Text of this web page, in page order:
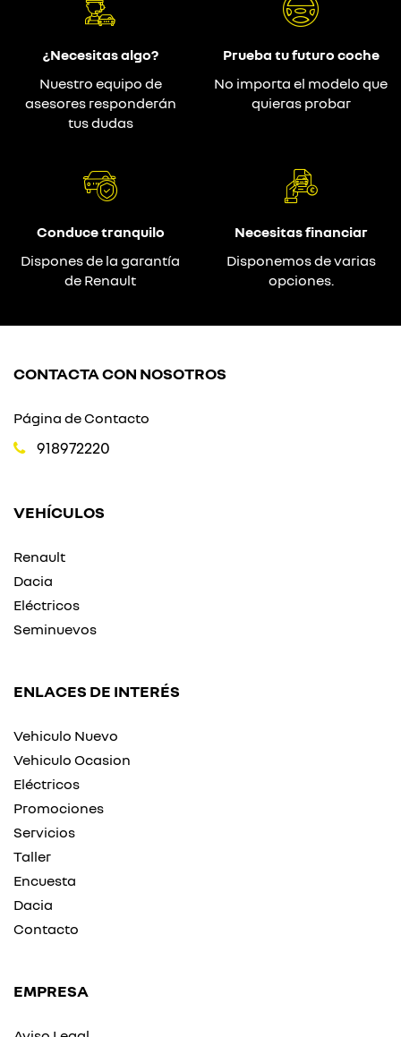
¿Necesitas algo?
Nuestro equipo de
asesores responderán
tus dudas
Prueba tu futuro coche
No importa el modelo que
quieras probar
Conduce tranquilo
Dispones de la garantía
de Renault
Necesitas financiar
Disponemos de varias
opciones.
CONTACTA CON NOSOTROS
Página de Contacto
918972220
VEHÍCULOS
Renault
Dacia
Eléctricos
Seminuevos
ENLACES DE INTERÉS
Vehiculo Nuevo
Vehiculo Ocasion
Eléctricos
Promociones
Servicios
Taller
Encuesta
Dacia
Contacto
EMPRESA